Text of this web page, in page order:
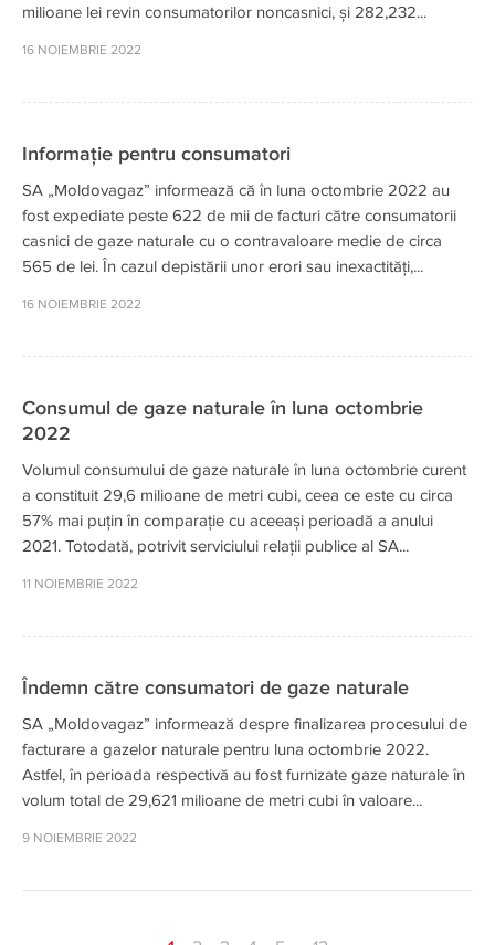
milioane lei revin consumatorilor noncasnici, și 282,232...
16 NOIEMBRIE 2022
Informație pentru consumatori
SA „Moldovagaz” informează că în luna octombrie 2022 au
fost expediate peste 622 de mii de facturi către consumatorii
casnici de gaze naturale cu o contravaloare medie de circa
565 de lei. În cazul depistării unor erori sau inexactități,...
16 NOIEMBRIE 2022
Consumul de gaze naturale în luna octombrie
2022
Volumul consumului de gaze naturale în luna octombrie curent
a constituit 29,6 milioane de metri cubi, ceea ce este cu circa
57% mai puțin în comparație cu aceeași perioadă a anului
2021. Totodată, potrivit serviciului relații publice al SA...
11 NOIEMBRIE 2022
Îndemn către consumatori de gaze naturale
SA „Moldovagaz” informează despre finalizarea procesului de
facturare a gazelor naturale pentru luna octombrie 2022.
Astfel, în perioada respectivă au fost furnizate gaze naturale în
volum total de 29,621 milioane de metri cubi în valoare...
9 NOIEMBRIE 2022